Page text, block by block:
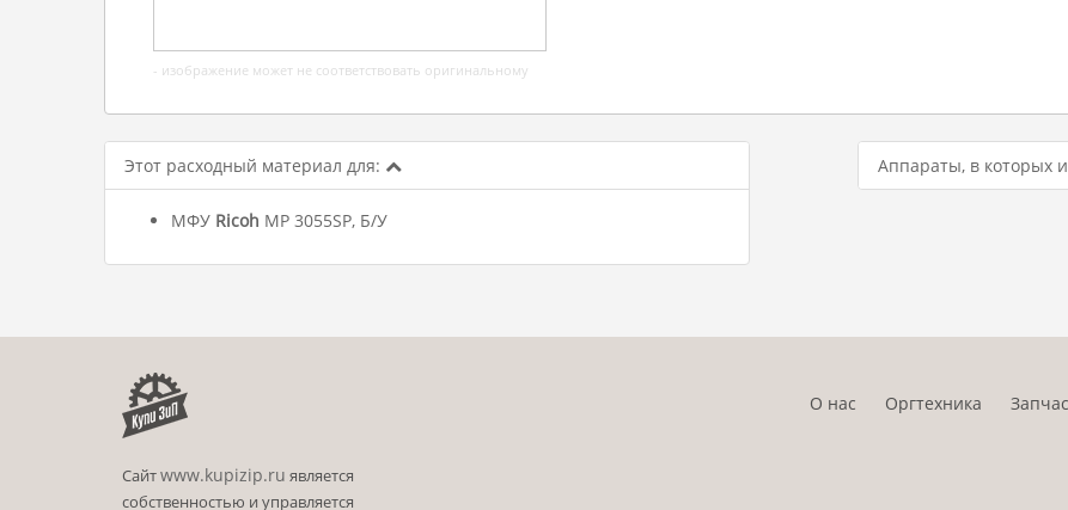
- изображение может не соответствовать оригинальному
Этот расходный материал для:
МФУ Ricoh MP 3055SP, Б/У
Аппараты, в которых
Сайтwww.kupizip.ru является
собственностью и управляется
О нас Оргтехника